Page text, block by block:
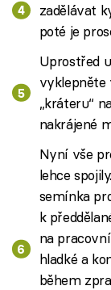
zadělávat
poté je
Uprostřed
vyklepněte
„kráteru“
nakrájené
Nyní vše
lehce
semínka
k
na
hladké a
během